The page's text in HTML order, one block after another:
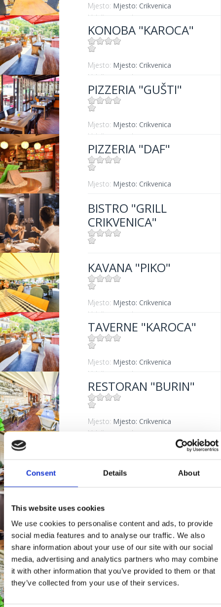
Consent Details About
This website uses cookies
We use cookies to personalise content and ads, to provide
social media features and to analyse our traffic. We also
share information about your use of our site with our social
media, advertising and analytics partners who may combine
it with other information that you’ve provided to them or that
they’ve collected from your use of their services.
Mjesto: Mjesto: Crikvenica
Udaljenost od mora:
KONOBA "KAROCA"
Mjesto: Mjesto: Crikvenica
Udaljenost od mora:
PIZZERIA "GUŠTI"
Mjesto: Mjesto: Crikvenica
Udaljenost od mora:
PIZZERIA "DAF"
Mjesto: Mjesto: Crikvenica
BISTRO "GRILL
CRIKVENICA"
Udaljenost od mora:10 m
KAVANA "PIKO"
Mjesto: Mjesto: Crikvenica
Udaljenost od mora:
TAVERNE "KAROCA"
Mjesto: Mjesto: Crikvenica
Udaljenost od mora:
RESTORAN "BURIN"
Mjesto: Mjesto: Crikvenica
Udaljenost od mora:100 m
RESTORAN "FERAL"
RESTAURANT
"RUBIN"
Mjesto:Mjesto: Crikvenica
RESTAURANT
"BURIN"